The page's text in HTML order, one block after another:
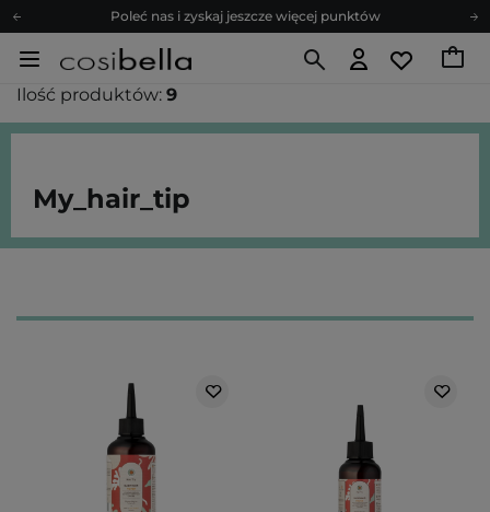
Poleć nas i zyskaj jeszcze więcej punktów
Zapisz się na newsletter pełen porad
Ilość produktów: 9
My_hair_tip